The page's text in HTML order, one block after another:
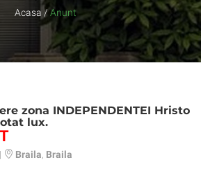
Acasa / Anunt
zona INDEPENDENTEI Hristo
lux.
| Braila Braila